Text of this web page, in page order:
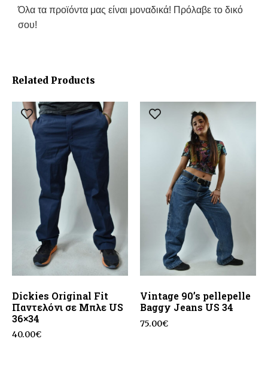
Όλα τα προϊόντα μας είναι μοναδικά! Πρόλαβε το δικό
σου!
Related Products
Dickies Original Fit
Παντελόνι σε Μπλε US
36×34
40.00€
Vintage 90’s pellepelle
Baggy Jeans US 34
75.00€